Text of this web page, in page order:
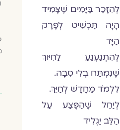
לְהִזָּכֵר בַּיָּמִים שֶׁצָּמִיד
הָיָה תַּכְשִׁיט לְפֶרֶק
הַיָּד
לְהִתְגַּעְגֵּעַ לַחִיּוּךְ
שֶׁנִּמְתַּח בְּלִי סִבָּה.
לִלְמֹד מֵחָדָשׁ לְחַיֵּךְ.
לְיַחֵל שֶׁהַפֶּצַע עַל
הַלֵּב יַגְלִיד